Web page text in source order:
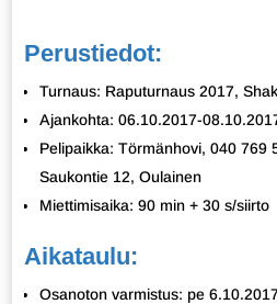
Perustiedot:
Turnaus: Raputurnaus 2017,
Ajankohta: 06.10.2017-
Pelipaikka: Törmänhovi, 040 769
Saukontie 12, Oulainen
Miettimisaika: 90 min + 30 s/siirto
Aikataulu:
Osanoton varmistus: pe